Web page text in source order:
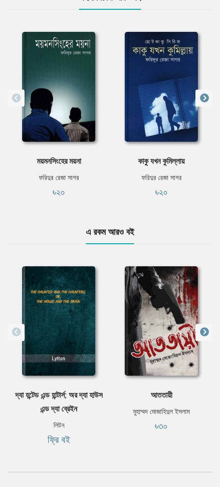
ময়মনসিংহের ময়না
ফরিদুর রেজা সাগর
৳২০
কাকু যখন কুমিল্লায়
ফরিদুর রেজা সাগর
৳২০
এ রকম আরও বই
দ্যা হন্টেড এন্ড হান্টার্স; অর দ্যা হাউস
এন্ড দ্যা ব্রেইন
লিটন
ফ্রি বই
আততায়ী
মুহাম্মদ মোজাহিদুল ইসলাম
৳৩০